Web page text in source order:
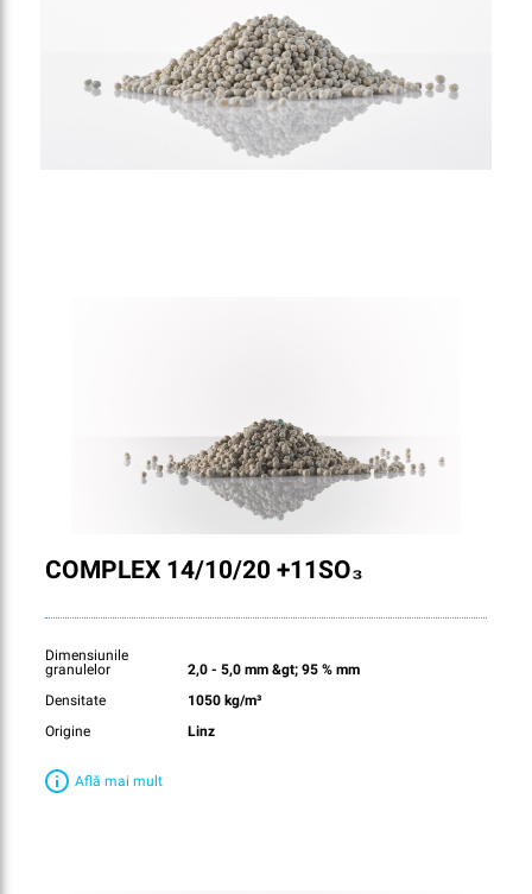
COMPLEX 14/10/20 +11SO₃
Dimensiunile
granulelor
2,0 - 5,0 mm &gt; 95 % mm
Densitate
1050 kg/m³
Origine
Linz
Află mai mult